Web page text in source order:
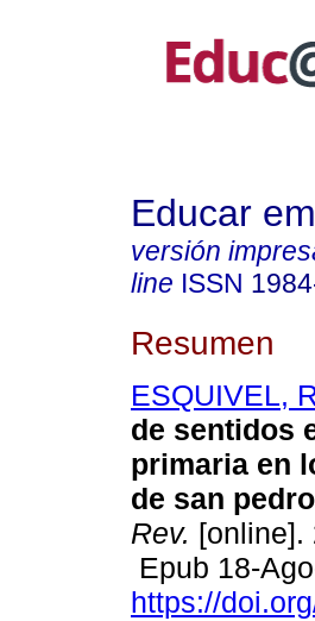
Educar
versión
line ISSN
Resumen
ESQUIVEL,
de sentidos
primaria en
de san
Rev. [online].
Epub 18-
https://